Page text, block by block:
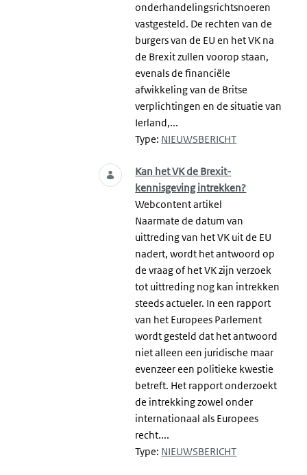
onderhandelingsrichtsnoeren
vastgesteld. De rechten van de
burgers van de EU en het VK na
de Brexit zullen voorop staan,
evenals de financiële
afwikkeling van de Britse
verplichtingen en de situatie van
Ierland,...
Type: NIEUWSBERICHT
Kan het VK de Brexit-
kennisgeving intrekken?
Webcontent artikel
Naarmate de datum van
uittreding van het VK uit de EU
nadert, wordt het antwoord op
de vraag of het VK zijn verzoek
tot uittreding nog kan intrekken
steeds actueler. In een rapport
van het Europees Parlement
wordt gesteld dat het antwoord
niet alleen een juridische maar
evenzeer een politieke kwestie
betreft. Het rapport onderzoekt
de intrekking zowel onder
internationaal als Europees
recht....
Type: NIEUWSBERICHT